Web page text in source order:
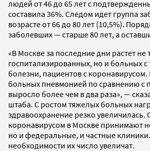
людей от 46 до 65 лет с
составила 36%. Следом идет группа
возрасте от 66 до 80 лет (10,5%).
заболевших — старше 80 лет, а
«В Москве за последние дни растет не
госпитализированных, но и больных
болезни, пациентов с коронавирусом.
больных пневмонией по сравнению с
выросло более чем в два раза», —
штаба. С ростом тяжелых больных
здравоохранение резко увеличилась.
коронавирусом в Москве принимают
но и федеральные, и частные
необходимости их число увеличат.